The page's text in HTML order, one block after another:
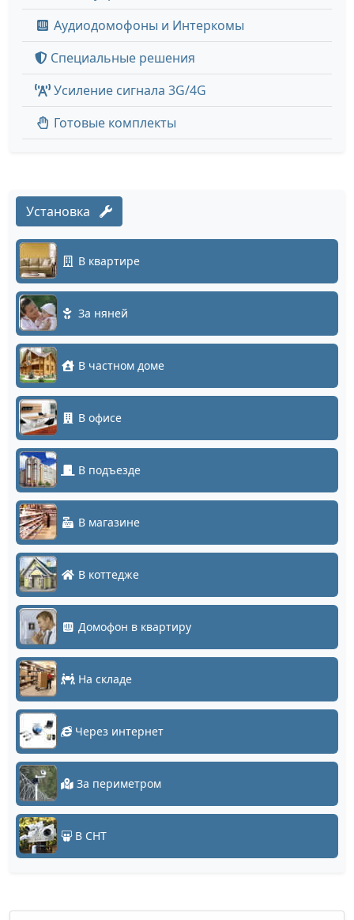
Аудиодомофоны и Интеркомы
Специальные решения
Усиление сигнала 3G/4G
Готовые комплекты
Установка
В квартире
За няней
В частном доме
В офисе
В подъезде
В магазине
В коттедже
Домофон в квартиру
На складе
Через интернет
За периметром
В СНТ